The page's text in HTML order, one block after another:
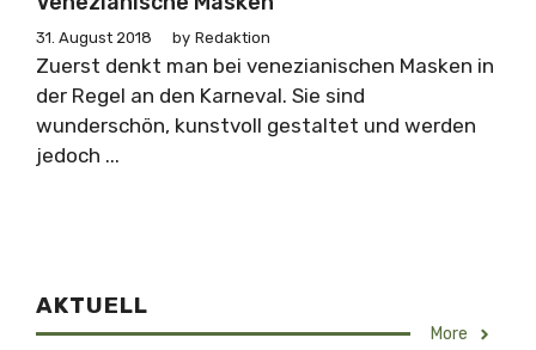
31. August 2018 by Redaktion
Zuerst denkt man bei venezianischen Masken in
der Regel an den Karneval. Sie sind
wunderschön, kunstvoll gestaltet und werden
jedoch ...
AKTUELL
More